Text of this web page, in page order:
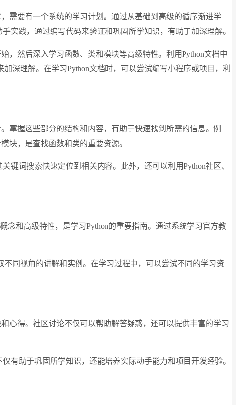
需要有一个系统的学习计划。通过从基础到高级的循序渐进学
实践，通过编写代码来验证和巩固所学知识，有助于加深理解。
，然后深入学习函数、类和模块等高级特性。利用Python文档中
深理解。在学习Python文档时，可以尝试编写小程序或项目，利
掌握这些部分的结构和内容，有助于快速找到所需的信息。例
块，是查找函数和类的重要资源。
键词搜索快速定位到相关内容。此外，还可以利用Python社区、
念和高级特性，是学习Python的重要指南。通过系统学习官方教
同视角的讲解和实例。在学习过程中，可以尝试不同的学习资
心得。社区讨论不仅可以帮助解答疑惑，还可以提供丰富的学习
有助于巩固所学知识，还能培养实际动手能力和项目开发经验。